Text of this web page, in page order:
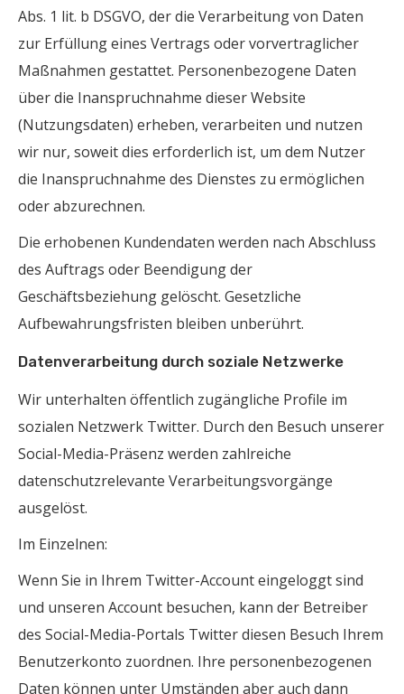
Abs. 1 lit. b DSGVO, der die Verarbeitung von Daten
zur Erfüllung eines Vertrags oder vorvertraglicher
Maßnahmen gestattet. Personenbezogene Daten
über die Inanspruchnahme dieser Website
(Nutzungsdaten) erheben, verarbeiten und nutzen
wir nur, soweit dies erforderlich ist, um dem Nutzer
die Inanspruchnahme des Dienstes zu ermöglichen
oder abzurechnen.
Die erhobenen Kundendaten werden nach Abschluss
des Auftrags oder Beendigung der
Geschäftsbeziehung gelöscht. Gesetzliche
Aufbewahrungsfristen bleiben unberührt.
Datenverarbeitung durch soziale Netzwerke
Wir unterhalten öffentlich zugängliche Profile im
sozialen Netzwerk Twitter. Durch den Besuch unserer
Social-Media-Präsenz werden zahlreiche
datenschutzrelevante Verarbeitungsvorgänge
ausgelöst.
Im Einzelnen:
Wenn Sie in Ihrem Twitter-Account eingeloggt sind
und unseren Account besuchen, kann der Betreiber
des Social-Media-Portals Twitter diesen Besuch Ihrem
Benutzerkonto zuordnen. Ihre personenbezogenen
Daten können unter Umständen aber auch dann